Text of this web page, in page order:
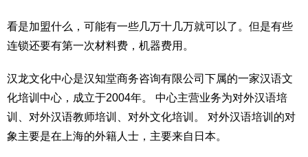
看是加盟什么，可能有一些几万十几万就可以了。但是有些
连锁还要有第一次材料费，机器费用。
汉龙文化中心是汉知堂商务咨询有限公司下属的一家汉语文
化培训中心，成立于2004年。 中心主营业务为对外汉语培
训、对外汉语教师培训、对外文化培训。 对外汉语培训的对
象主要是在上海的外籍人士，主要来自日本。